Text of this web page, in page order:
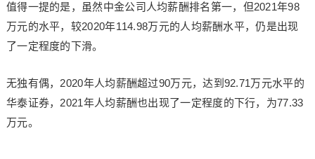
值得一提的是，虽然中金公司人均薪酬排名第一，但2021年98
万元的水平，较2020年114.98万元的人均薪酬水平，仍是出现
了一定程度的下滑。
无独有偶，2020年人均薪酬超过90万元，达到92.71万元水平的
华泰证券，2021年人均薪酬也出现了一定程度的下行，为77.33
万元。